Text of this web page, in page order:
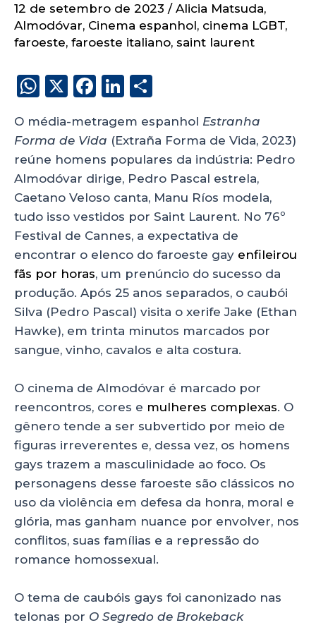
12 de setembro de 2023 / Alicia Matsuda,
Almodóvar, Cinema espanhol, cinema LGBT,
faroeste, faroeste italiano, saint laurent
W
a
ts
A
p
p
X
F
c
e
b
o
o
k
Li
k
e
dI
n
a
re
O média-metragem espanhol Estranha
Forma de Vida (Extraña Forma de Vida, 2023)
reúne homens populares da indústria: Pedro
Almodóvar dirige, Pedro Pascal estrela,
Caetano Veloso canta, Manu Ríos modela,
tudo isso vestidos por Saint Laurent. No 76º
Festival de Cannes, a expectativa de
encontrar o elenco do faroeste gay enfileirou
fãs por horas, um prenúncio do sucesso da
produção. Após 25 anos separados, o caubói
Silva (Pedro Pascal) visita o xerife Jake (Ethan
Hawke), em trinta minutos marcados por
sangue, vinho, cavalos e alta costura.
O cinema de Almodóvar é marcado por
reencontros, cores e mulheres complexas. O
gênero tende a ser subvertido por meio de
figuras irreverentes e, dessa vez, os homens
gays trazem a masculinidade ao foco. Os
personagens desse faroeste são clássicos no
uso da violência em defesa da honra, moral e
glória, mas ganham nuance por envolver, nos
conflitos, suas famílias e a repressão do
romance homossexual.
O tema de caubóis gays foi canonizado nas
telonas por O Segredo de Brokeback